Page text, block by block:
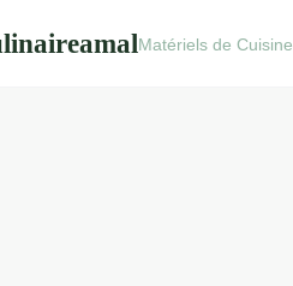
Matériels de Cuisine